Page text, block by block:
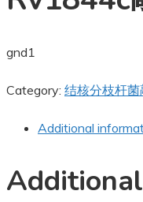
gnd1
Category: 结核分枝杆
Additional